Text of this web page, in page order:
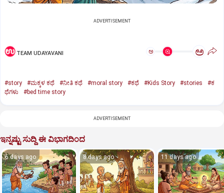
ADVERTISEMENT
TEAM UDAYAVANI ಅ ಅ
#story #ಮಕ್ಕಳ ಕಥೆ #ನೀತಿ ಕಥೆ #moral story #ಕಥೆ #Kids Story #stories
#ಕ
ಥೆಗಳು
#bed time story
ADVERTISEMENT
ಇನ್ನಷ್ಟು ಸುದ್ದಿ ಈ ವಿಭಾಗದಿಂದ
6 days ago 8 days ago 11 days ago